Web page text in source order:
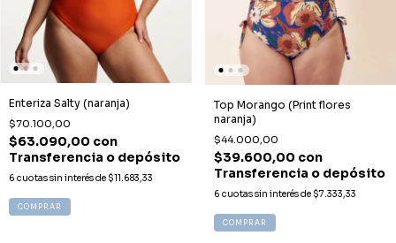
Enteriza Salty (naranja)
$70.100,00
$63.090,00 con
Transferencia o depósito
6 cuotas sin interés de $11.683,33
COMPRAR
Top Morango (Print flores
naranja)
$44.000,00
$39.600,00 con
Transferencia o depósito
6 cuotas sin interés de $7.333,33
COMPRAR